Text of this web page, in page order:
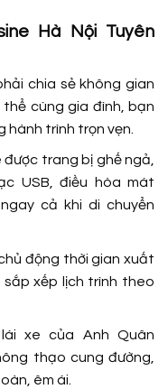
Hà Nội Tuyên
chia sẻ không gian
cùng gia đình, bạn
trình trọn vẹn.
được trang bị ghế ngả,
USB, điều hòa mát
cả khi di chuyển
động thời gian xuất
xếp lịch trình theo
xe của Anh Quân
thạo cung đường,
êm ái.